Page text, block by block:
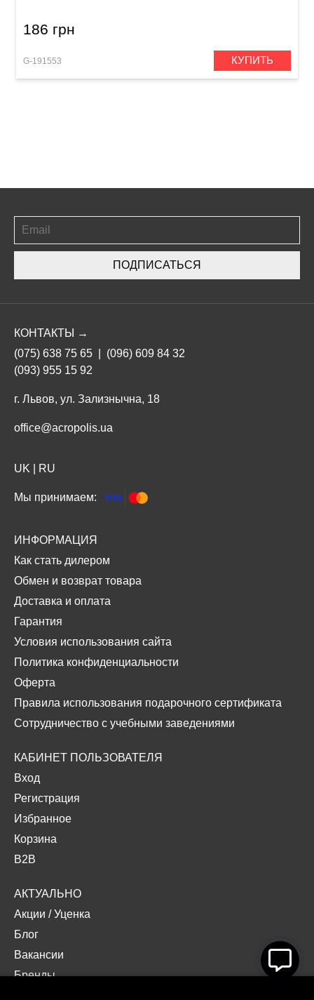
186 грн
G-191553 КУПИТЬ
ПОДПИСАТЬСЯ
КОНТАКТЫ →
(075) 638 75 65
(096) 609 84 32
(093) 955 15 92
г. Львов, ул. Зализнычна, 18
office@acropolis.ua
UK RU
Мы принимаем:
ИНФОРМАЦИЯ
Как стать дилером
Обмен и возврат товара
Доставка и оплата
Гарантия
Условия использования сайта
Политика конфиденциальности
Оферта
Правила использования подарочного сертификата
Сотрудничество с учебными заведениями
КАБИНЕТ ПОЛЬЗОВАТЕЛЯ
Вход
Регистрация
Избранное
Корзина
B2B
АКТУАЛЬНО
Акции /Уценка
Блог
Вакансии
Бренды